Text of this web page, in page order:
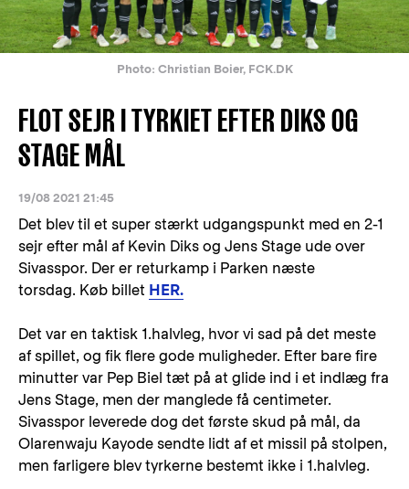
Photo: Christian Boier, FCK.DK
FLOT SEJR I TYRKIET EFTER DIKS OG
STAGE MÅL
19/08 2021 21:45
Det blev til et super stærkt udgangspunkt med en 2-1
sejr efter mål af Kevin Diks og Jens Stage ude over
Sivasspor. Der er returkamp i Parken næste
torsdag. Køb billet HER.
Det var en taktisk 1.halvleg, hvor vi sad på det meste
af spillet, og fik flere gode muligheder. Efter bare fire
minutter var Pep Biel tæt på at glide ind i et indlæg fra
Jens Stage, men der manglede få centimeter.
Sivasspor leverede dog det første skud på mål, da
Olarenwaju Kayode sendte lidt af et missil på stolpen,
men farligere blev tyrkerne bestemt ikke i 1.halvleg.